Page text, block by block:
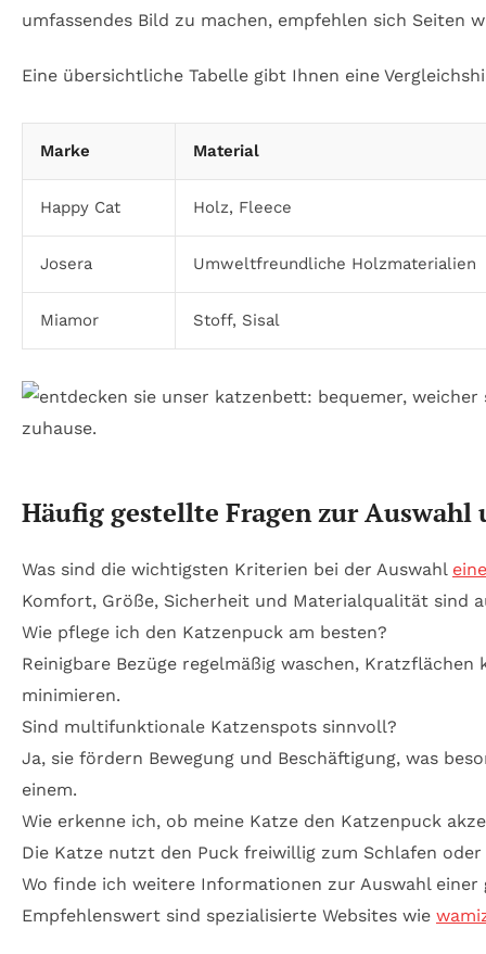
umfassendes Bild zu machen, empfehlen sich Seiten
Eine übersichtliche Tabelle gibt Ihnen eine
Marke Material
Happy Cat Holz, Fleece
Josera Umweltfreundliche Holzmaterialien
Miamor Stoff, Sisal
Häufig gestellte Fragen zur
Was sind die wichtigsten Kriterien bei der Auswahl
Komfort, Größe, Sicherheit und Materialqualität sind
Wie pflege ich den Katzenpuck am besten?
Reinigbare Bezüge regelmäßig waschen,
minimieren.
Sind multifunktionale Katzenspots sinnvoll?
Ja, sie fördern Bewegung und Beschäftigung, was
einem.
Wie erkenne ich, ob meine Katze den Katzenpuck
Die Katze nutzt den Puck freiwillig zum Schlafen
Wo finde ich weitere Informationen zur Auswahl einer
Empfehlenswert sind spezialisierte Websites wie